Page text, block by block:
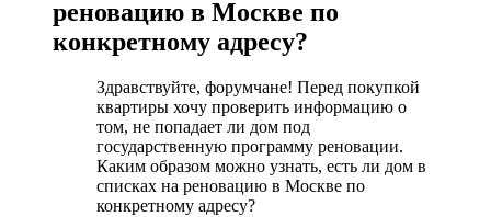
реновацию в Москве по
конкретному адресу?
Здравствуйте, форумчане! Перед покупкой
квартиры хочу проверить информацию о
том, не попадает ли дом под
государственную программу реновации.
Каким образом можно узнать, есть ли дом в
списках на реновацию в Москве по
конкретному адресу?